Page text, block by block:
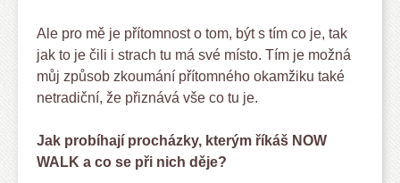
Ale pro mě je přítomnost o tom, být s tím co je, tak
jak to je čili i strach tu má své místo. Tím je možná
můj způsob zkoumání přítomného okamžiku také
netradiční, že přiznává vše co tu je.
Jak probíhají procházky, kterým říkáš NOW
WALK a co se při nich děje?